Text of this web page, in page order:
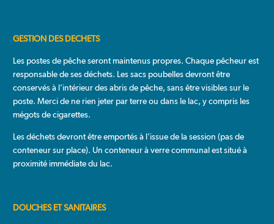
GESTION DES DECHETS
Les postes de pêche seront maintenus propres. Chaque pêcheur est
responsable de ses déchets. Les sacs poubelles devront être
conservés à l’intérieur des abris de pêche, sans être visibles sur le
poste. Merci de ne rien jeter par terre ou dans le lac, y compris les
mégots de cigarettes.
Les déchets devront être emportés à l’issue de la session (pas de
conteneur sur place). Un conteneur à verre communal est situé à
proximité immédiate du lac.
DOUCHES ET SANITAIRES